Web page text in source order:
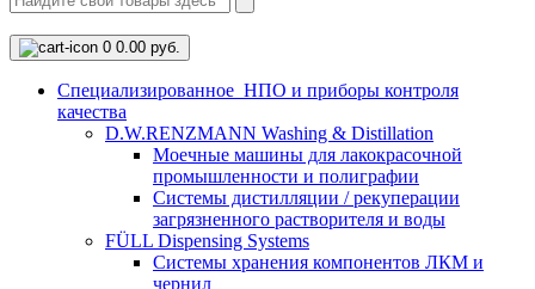
0 0.00 руб.
Cпециализированное НПО и приборы контроля
качества
D.W.RENZMANN Washing & Distillation
Моечные машины для лакокрасочной
промышленности и полиграфии
Системы дистилляции / рекуперации
загрязненного растворителя и воды
FÜLL Dispensing Systems
Системы хранения компонентов ЛКМ и
чернил